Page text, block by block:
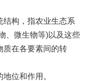
结构，指农业生态系
、微生物等)以及这些
质在各要素间的转
位和作用。